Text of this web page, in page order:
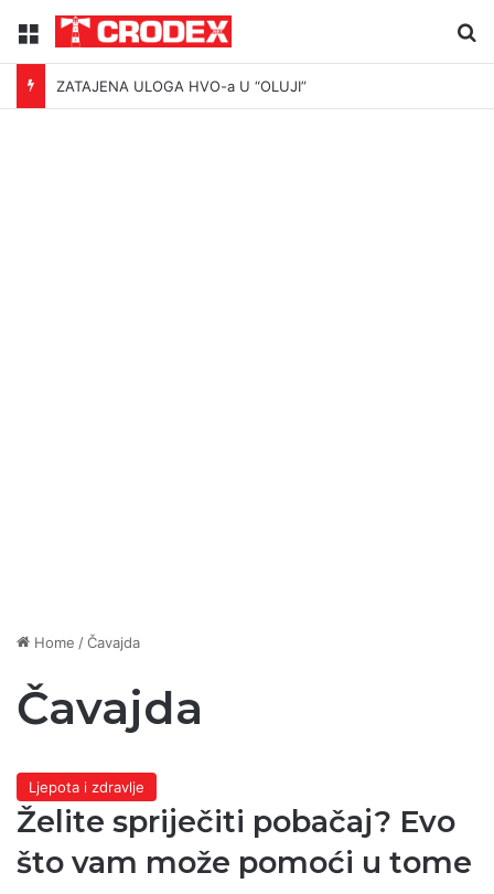
Menu
ZATAJENA ULOGA HVO-a U “OLUJI”
Home /Čavajda
Čavajda
Ljepota i zdravlje
Želite spriječiti pobačaj? Evo
što vam može pomoći u tome